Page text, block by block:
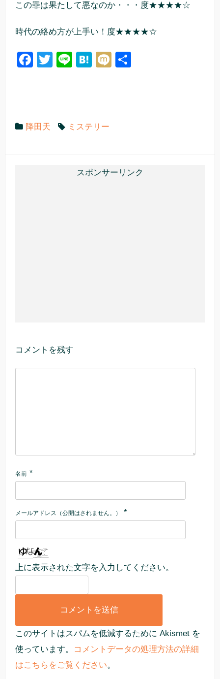
この罪は果たして悪なのか・・・度★★★★☆
時代の絡め方が上手い！度★★★★☆
F
b
o
T
Li
H
a
M
降田天 ミステリー
スポンサーリンク
コメントを残す
名前 *
メールアドレス（公開はされません。） *
上に表示された文字を入力してください。
このサイトはスパムを低減するために Akismet を
使っています。
コメントデータの処理方法の詳細
はこちらをご覧ください。